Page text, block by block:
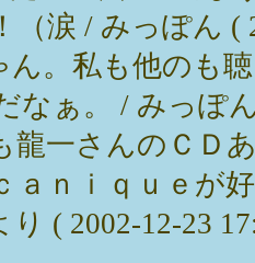
（涙 / みっぽん (
ん。私も他のも
なぁ。 / みっぽ
龍一さんのＣＤ
ａｎｉｑｕｅが
り ( 2002-12-23